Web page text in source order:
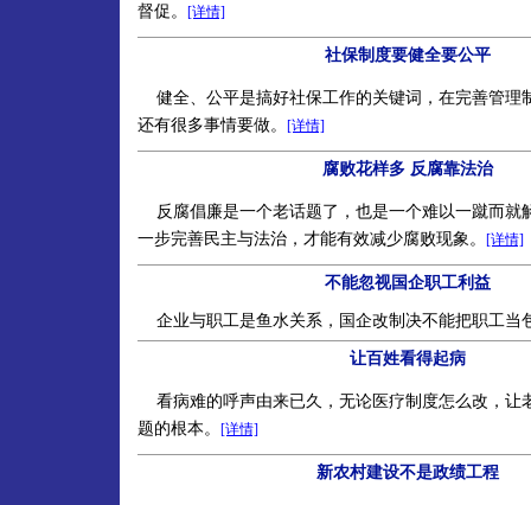
督促。
[详情]
社保制度要健全要公平
健全、公平是搞好社保工作的关键词，在完善管理
还有很多事情要做。
[详情]
腐败花样多 反腐靠法治
反腐倡廉是一个老话题了，也是一个难以一蹴而就
一步完善民主与法治，才能有效减少腐败现象。
[详情]
不能忽视国企职工利益
企业与职工是鱼水关系，国企改制决不能把职工当
让百姓看得起病
看病难的呼声由来已久，无论医疗制度怎么改，让
题的根本。
[详情]
新农村建设不是政绩工程